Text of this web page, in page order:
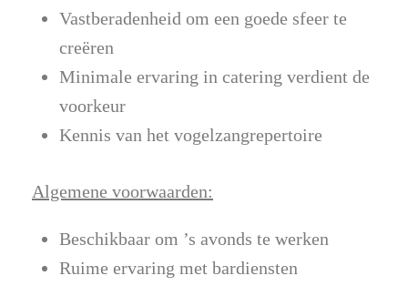
Vastberadenheid om een goede sfeer te
creëren
Minimale ervaring in catering verdient de
voorkeur
Kennis van het vogelzangrepertoire
Algemene voorwaarden:
Beschikbaar om ’s avonds te werken
Ruime ervaring met bardiensten